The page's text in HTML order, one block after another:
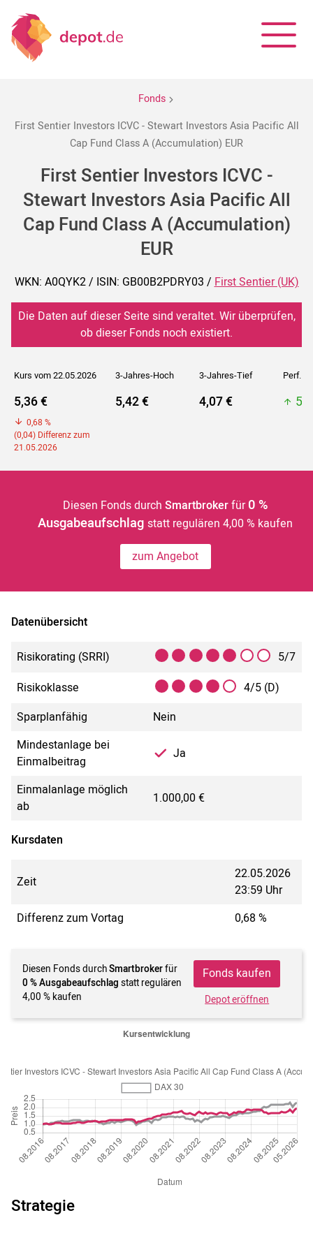
Fonds
First Sentier Investors ICVC - Stewart Investors Asia Pacific All
Cap Fund Class A (Accumulation) EUR
First Sentier Investors ICVC -
Stewart Investors Asia Pacific All
Cap Fund Class A (Accumulation)
EUR
WKN: A0QYK2 / ISIN: GB00B2PDRY03 /First Sentier (UK)
Die Daten auf dieser Seite sind veraltet. Wir überprüfen,
ob dieser Fonds noch existiert.
Kurs vom 22.05.2026 3-Jahres-Hoch 3-Jahres-Tief Perf. 5J
5,36 €
0,68 %
(0,04) Differenz zum
21.05.2026
5,42 € 4,07 €
Diesen Fonds durch Smartbrokerfür 0 %
Ausgabeaufschlagstatt regulären 4,00 % kaufen
zum Angebot
Datenübersicht
Risikorating (SRRI)
5/7
Risikoklasse
4/5 (D)
Sparplanfähig
Nein
Mindestanlage bei
Einmalbeitrag
Ja
Einmalanlage möglich
ab
1.000,00 €
Kursdaten
Zeit
22.05.2026
23:59 Uhr
Differenz zum Vortag
0,68 %
Diesen Fonds durchSmartbrokerfür
0 % Ausgabeaufschlag statt regulären
4,00 % kaufen
Fonds kaufen
Depot eröffnen
Strategie